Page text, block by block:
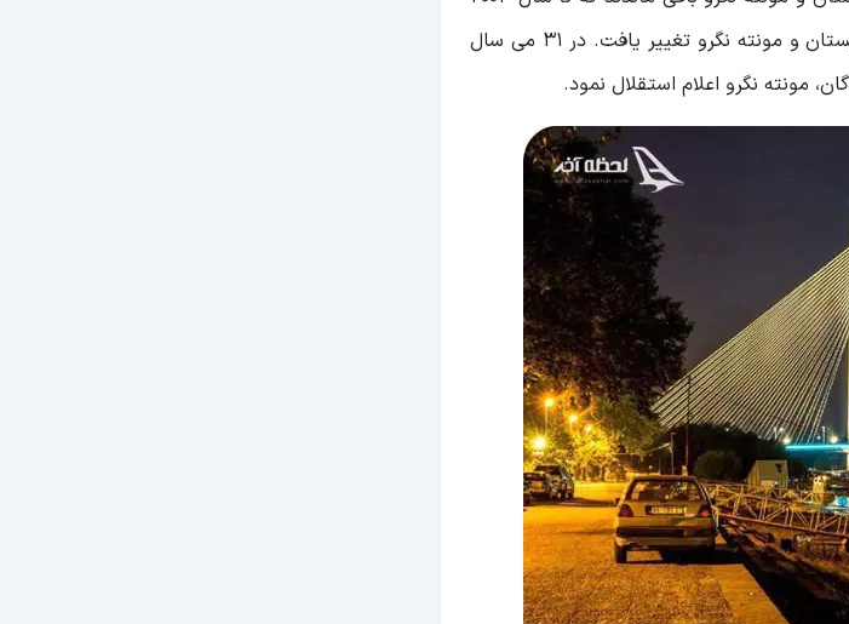
میلادی با نام جمهوری فدرال یوگسلاوی شناخته می شدند. سپس نام این کشور به صربستان و مونته نگرو تغییر یافت. در 31 می سال